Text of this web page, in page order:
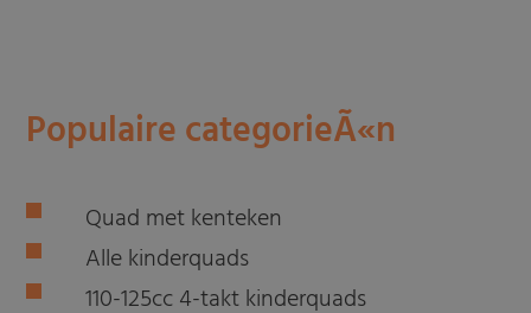
Populaire categorieÃ«n
Quad met kenteken
Alle kinderquads
110-125cc 4-takt kinderquads